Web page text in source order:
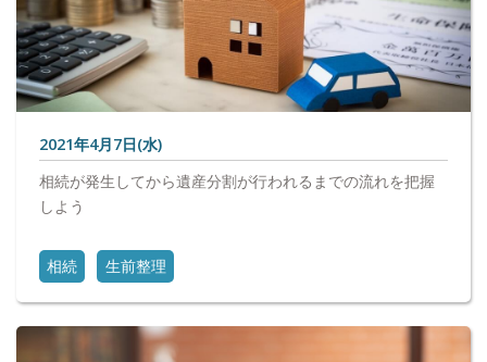
2021年4月7日(水)
相続が発生してから遺産分割が行われるまでの流れを把握
しよう
相続 生前整理